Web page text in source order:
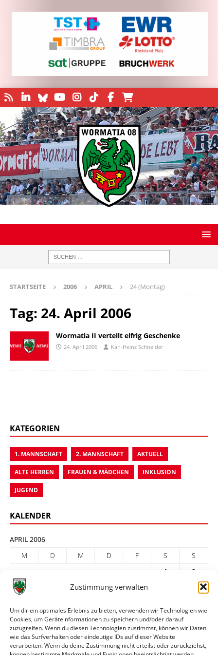
Zustimmung verwalten
Um dir ein optimales Erlebnis zu bieten, verwenden wir Technologien wie
Cookies, um Geräteinformationen zu speichern und/oder darauf
zuzugreifen. Wenn du diesen Technologien zustimmst, können wir Daten
wie das Surfverhalten oder eindeutige IDs auf dieser Website
verarbeiten. Wenn du deine Zustimmung nicht erteilst oder zurückziehst,
STARTSEITE 2006 APRIL 24 (Montag)
Tag: 24. April 2006
Wormatia II verteilt eifrig Geschenke
24. April 2006 Karl-Heinz Schneider
KATEGORIEN
1. MANNSCHAFT 2. MANNSCHAFT AKTUELL
ALTE HERREN FRAUEN & MÄDCHEN INKLUSION
JUGEND
KALENDER
APRIL 2006
M
D M D F S
S
1
2
3
5 6 7
17
18 19 20 21 22
24
25 26 27 28 29
« März
Mai »